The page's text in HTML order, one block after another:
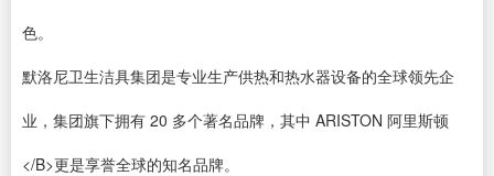
色。
默洛尼卫生洁具集团是专业生产供热和热水器设备的全球领先企
业，集团旗下拥有 20 多个著名品牌，其中 ARISTON 阿里斯顿
</B>更是享誉全球的知名品牌。